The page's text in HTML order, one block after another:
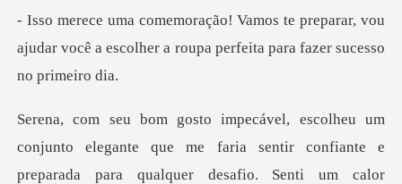
parar, vou
ajudar você a escolher a roupa p
da para qualquer desafio. Senti um calor